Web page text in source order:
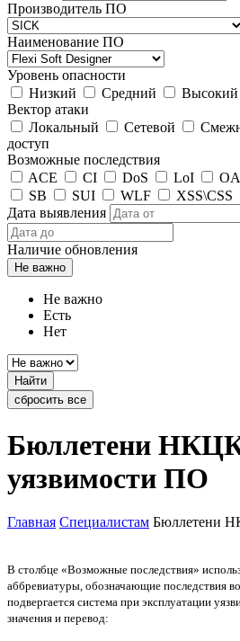
Производитель ПО
Наименование ПО
Уровень опасности
Низкий
Средний Высокий
Вектор атаки
Локальный
Сетевой
доступ
Возможные последствия
ACE
CI DoS LoI
SB
SUI WLF
XSS\CSS
Дата выявления
Наличие обновления
Не важно
Не важно
Есть
Нет
Найти
сбросить все
Бюллетени
уязвимости ПО
Главная Специалистам Бюллетени
В столбце «Возможные последствия»
аббревиатуры, обозначающие последствия
подвергается система при эксплуатации
значения и перевод: